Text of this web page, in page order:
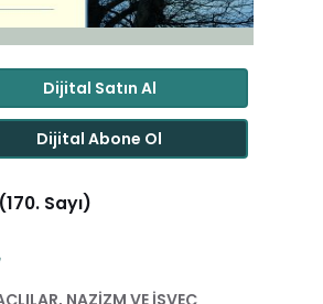
Dijital Satın Al
Dijital Abone Ol
Sayı)
NAZİZM VE İSVEÇ